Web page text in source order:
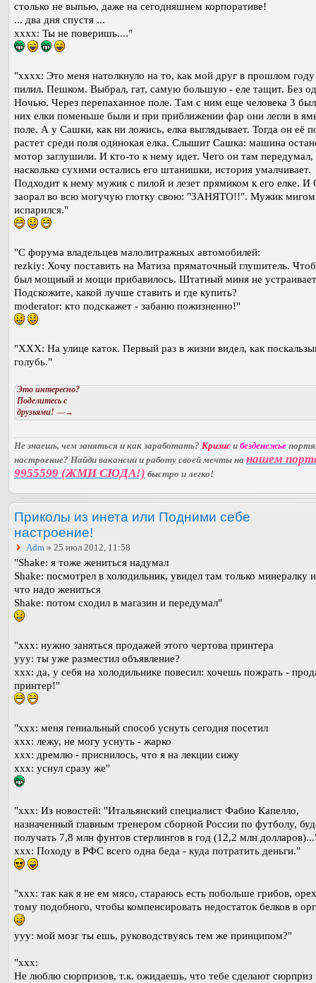
столько не выпью, даже на сегодняшнем корпоративе!
... два дня спустя ...
xxxx: Ты не поверишь...."
"хххх: Это меня натолкнуло на то, как мой друг в прошлом году
пилил. Пешком. Выбрал, гат, самую большую - еле тащит. Без
Ночью. Через перепаханное поле. Там с ним еще человека 3
них елки поменьше были и при приближении фар они легли в
поле. А у Сашки, как ни ложись, елка выглядывает. Тогда он её
растет среди поля одинокая елка. Слышит Сашка: машина
мотор заглушили. И кто-то к нему идет. Чего он там передумал,
насколько сухими остались его штанишки, история умалчивает.
Подходит к нему мужик с пилой и лезет прямиком к его елке. И
заорал во всю могучую глотку свою: "ЗАНЯТО!!". Мужик мигом
испарился."
"C форума владельцев малолитражных автомобилей:
rezkiy: Хочу поставить на Матиза пряматочный глушитель.
был мощный и мощи прибавилось. Штатный миня не
Подскожите, какой лучше ставить и где купить?
moderator: кто подскажет - забаню пожизненно!"
"XXX: На улице каток. Первый раз в жизни видел, как
голубь."
Это интересно?
Поделитесь с
друзьями! —→
Не знаешь, чем заняться и как заработать? Кризис и безденежье
настроение? Найди вакансии и работу своей мечты на нашем
9955599 (ЖМИ СЮДА!) быстро и легко!
Приколы из инета или Подними себе
настроение!
Adm » 25 июл 2012, 11:58
"Shake: я тоже жениться надумал
Shake: посмотрел в холодильник, увидел там только минералку
что надо жениться
Shake: потом сходил в магазин и передумал"
"xxx: нужно заняться продажей этого чертова принтера
yyy: ты уже разместил объявление?
xxx: да, у себя на холодильнике повесил: хочешь пожрать -
принтер!"
"xxx: меня гениальный способ уснуть сегодня посетил
xxx: лежу, не могу уснуть - жарко
xxx: дремлю - приснилось, что я на лекции сижу
xxx: уснул сразу же"
"xxx: Из новостей: "Итальянский специалист Фабио Капелло,
назначенный главным тренером сборной России по футболу,
получать 7,8 млн фунтов стерлингов в год (12,2 млн
xxx: Походу в РФС всего одна беда - куда потратить деньги."
"xxx: так как я не ем мясо, стараюсь есть побольше грибов,
тому подобного, чтобы компенсировать недостаток белков в
yyy: мой мозг ты ешь, руководствуясь тем же принципом?"
"xxx:
Не люблю сюрпризов, т.к. ожидаешь, что тебе сделают сюрприз